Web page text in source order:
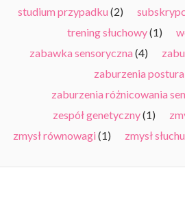
studium przypadku (2)
trening słuchowy(1)
zabawka sensoryczna (4)
zaburzenia
zaburzenia różnicowania
zespół genetyczny(1)
zmysł równowagi (1) zmysł słuchu